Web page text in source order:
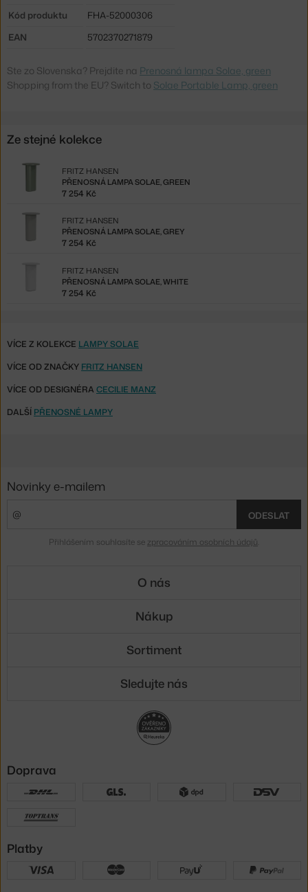
Kód produktu
FHA-52000306
EAN
5702370271879
Ste zo Slovenska? Prejdite na Prenosná lampa Solae, green
Shopping from the EU? Switch to Solae Portable Lamp, green
Ze stejné kolekce
PŘENOSNÁ LAMPA SOLAE, GREEN
FRITZ HANSEN
7 254 Kč
PŘENOSNÁ LAMPA SOLAE, GREY
FRITZ HANSEN
7 254 Kč
PŘENOSNÁ LAMPA SOLAE, WHITE
FRITZ HANSEN
7 254 Kč
VÍCE Z KOLEKCE LAMPY SOLAE
VÍCE OD ZNAČKY FRITZ HANSEN
VÍCE OD DESIGNÉRA CECILIE MANZ
DALŠÍ PŘENOSNÉ LAMPY
Novinky e-mailem
ODESLAT
Přihlášením souhlasíte se zpracováním osobních údajů
O nás
Nákup
Sortiment
Sledujte nás
Doprava
Platby